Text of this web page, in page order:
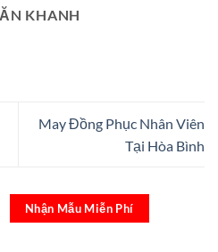
KHANH
May Đồng Phục Nhân Viên
Tại Hòa Bình
Nhận Mẫu Miễn Phí